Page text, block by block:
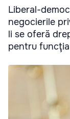
Liberal-
negocierile
li se oferă
pentru